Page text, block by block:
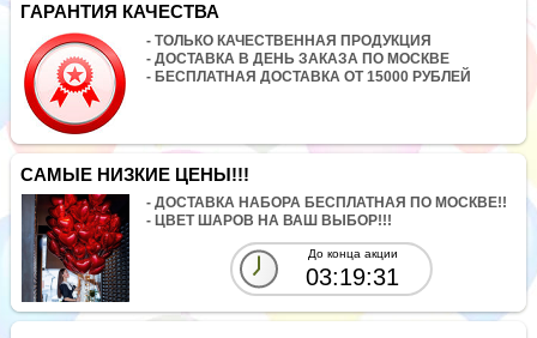
ГАРАНТИЯ КАЧЕСТВА
- ТОЛЬКО КАЧЕСТВЕННАЯ ПРОДУКЦИЯ
- ДОСТАВКА В ДЕНЬ ЗАКАЗА ПО МОСКВЕ
- БЕСПЛАТНАЯ ДОСТАВКА ОТ 15000 РУБЛЕЙ
САМЫЕ НИЗКИЕ ЦЕНЫ!!!
- ДОСТАВКА НАБОРА БЕСПЛАТНАЯ ПО МОСКВЕ!!
- ЦВЕТ ШАРОВ НА ВАШ ВЫБОР!!!
До конца акции
03:19:30